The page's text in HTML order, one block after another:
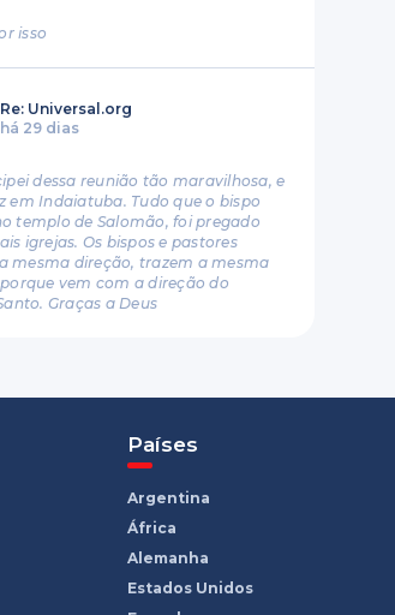
isso
Re: Universal.org
há 29 dias
dessa reunião tão maravilhosa, e
em Indaiatuba. Tudo que o bispo
templo de Salomão, foi pregado
igrejas. Os bispos e pastores
mesma direção, trazem a mesma
vem com a direção do
Graças a Deus
Países
Argentina
África
Alemanha
Estados Unidos